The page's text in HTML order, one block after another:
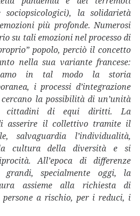
la solidarietà
più profonde. Numerosi
su tali emozioni nel processo di
popolo, perciò il concetto
nella sua variante francese:
in tal modo la storia
i processi d’integrazione
la possibilità di un’unità
cittadini di equi diritti. La
asserire il collettivo tramite il
salvaguardia l’individualità,
cultura della diversità e si
All’epoca di differenze
specialmente oggi, la
assieme alla richiesta di
a rischio, per i reduci, i